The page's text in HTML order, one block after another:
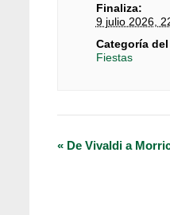
Finaliza:
9 julio 2026,
Categoría
Fiestas
« De Vivaldi a